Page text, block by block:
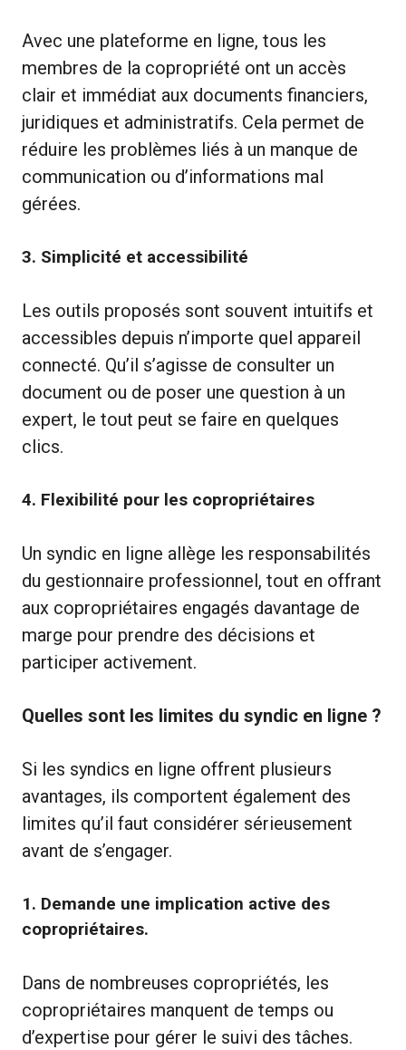
Avec une plateforme en ligne, tous les
membres de la copropriété ont un accès
clair et immédiat aux documents financiers,
juridiques et administratifs. Cela permet de
réduire les problèmes liés à un manque de
communication ou d’informations mal
gérées.
3. Simplicité et accessibilité
Les outils proposés sont souvent intuitifs et
accessibles depuis n’importe quel appareil
connecté. Qu’il s’agisse de consulter un
document ou de poser une question à un
expert, le tout peut se faire en quelques
clics.
4. Flexibilité pour les copropriétaires
Un syndic en ligne allège les responsabilités
du gestionnaire professionnel, tout en offrant
aux copropriétaires engagés davantage de
marge pour prendre des décisions et
participer activement.
Quelles sont les limites du syndic en ligne ?
Si les syndics en ligne offrent plusieurs
avantages, ils comportent également des
limites qu’il faut considérer sérieusement
avant de s’engager.
1. Demande une implication active des
copropriétaires.
Dans de nombreuses copropriétés, les
copropriétaires manquent de temps ou
d’expertise pour gérer le suivi des tâches.